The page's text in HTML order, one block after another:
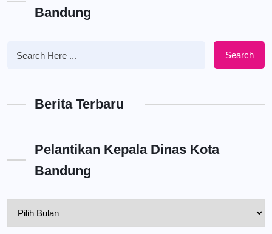
Bandung
Search
Berita Terbaru
Pelantikan Kepala Dinas Kota
Bandung